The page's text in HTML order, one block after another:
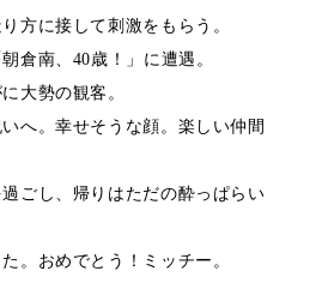
方に接して刺激をもらう。
倉南、40歳！」に遭遇。
大勢の観客。
へ。幸せそうな顔。楽しい仲間
ごし、帰りはただの酔っぱらい
。おめでとう！ミッチー。